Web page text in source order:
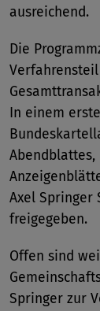
ausreichend.
Die
In einem
Axel Springer
freigegeben.
Offen sind
Springer zur